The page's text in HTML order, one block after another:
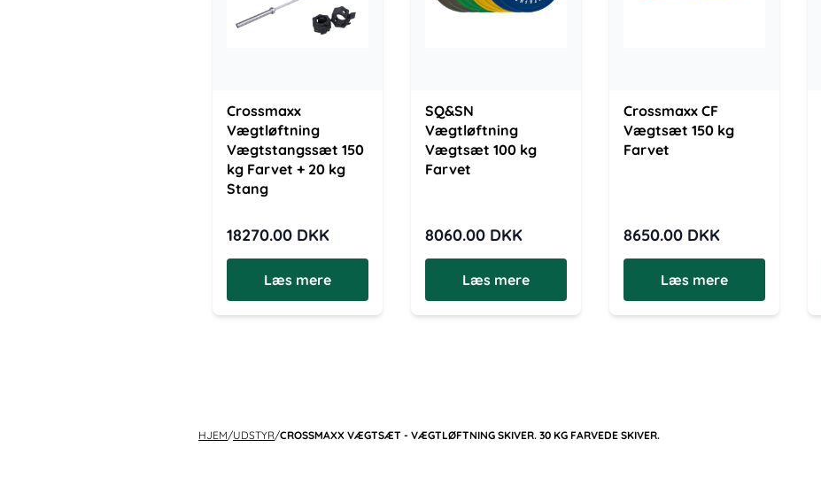
Crossmaxx
Vægtløftning
Vægtstangssæt 150
kg Farvet + 20 kg
Stang
18270.00 DKK
Læs mere
SQ&SN
Vægtløftning
Vægtsæt 100 kg
Farvet
8060.00 DKK
Læs mere
Crossmaxx CF
Vægtsæt 150 kg
Farvet
8650.00 DKK
Læs mere
HJEM/UDSTYR/CROSSMAXX VÆGTSÆT - VÆGTLØFTNING SKIVER. 30 KG FARVEDE SKIVER.